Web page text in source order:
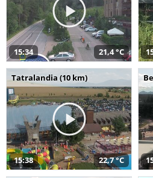
15:34 21,4 °C
Tatralandia (10 km)
15:38 22,7 °C